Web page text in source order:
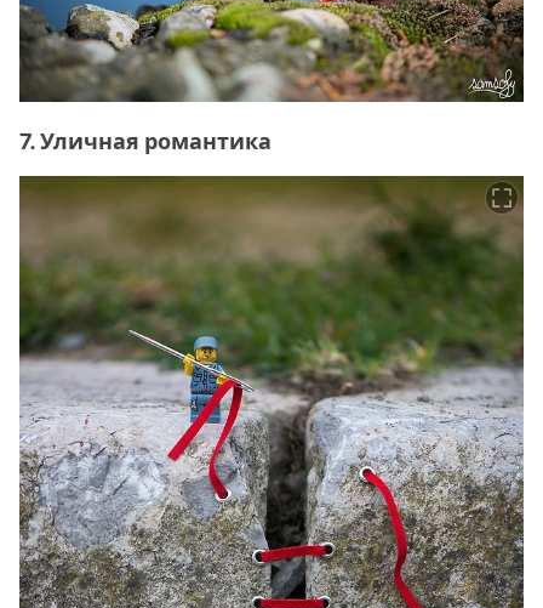
7. Уличная романтика